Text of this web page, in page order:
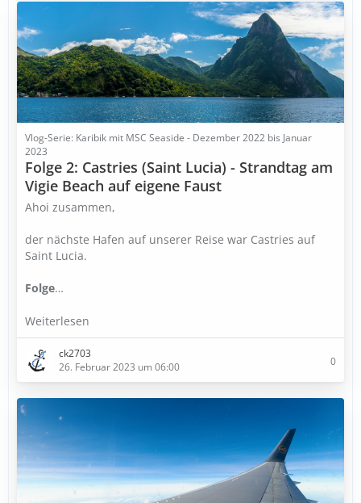
Vlog-Serie: Karibik mit MSC Seaside - Dezember 2022 bis Januar
2023
Folge 2: Castries (Saint Lucia) - Strandtag am
Vigie Beach auf eigene Faust
Ahoi zusammen,
der nächste Hafen auf unserer Reise war Castries auf
Saint Lucia.
Folge…
Weiterlesen
ck2703
26. Februar 2023 um 06:00
0